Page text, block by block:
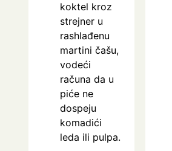
koktel kroz
strejner u
rashlađenu
martini čašu,
vodeći
računa da u
piće ne
dospeju
komadići
leda ili pulpa.